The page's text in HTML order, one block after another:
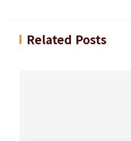
Related Posts